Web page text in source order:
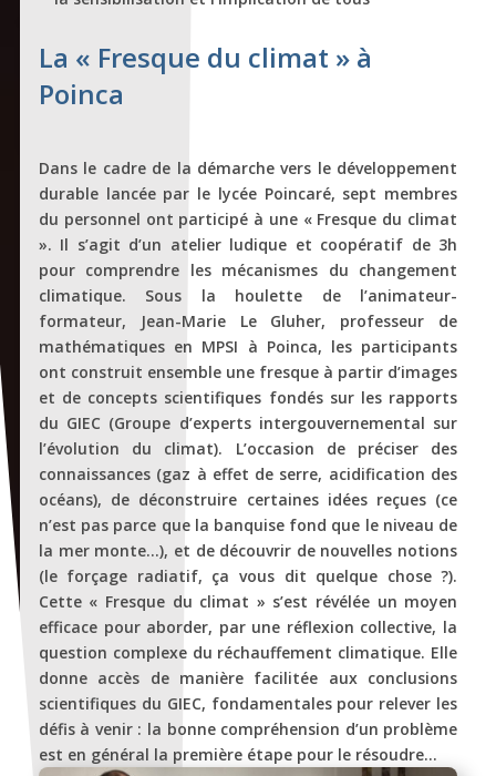
La « Fresque du climat » à
Poinca
Dans le cadre de la démarche vers le développement
durable lancée par le lycée Poincaré, sept membres
du personnel ont participé à une « Fresque du climat
». Il s’agit d’un atelier ludique et coopératif de 3h
pour comprendre les mécanismes du changement
climatique. Sous la houlette de l’animateur-
formateur, Jean-Marie Le Gluher, professeur de
mathématiques en MPSI à Poinca, les participants
ont construit ensemble une fresque à partir d’images
et de concepts scientifiques fondés sur les rapports
du GIEC (Groupe d’experts intergouvernemental sur
l’évolution du climat). L’occasion de préciser des
connaissances (gaz à effet de serre, acidification des
océans), de déconstruire certaines idées reçues (ce
n’est pas parce que la banquise fond que le niveau de
la mer monte…), et de découvrir de nouvelles notions
(le forçage radiatif, ça vous dit quelque chose ?).
Cette « Fresque du climat » s’est révélée un moyen
efficace pour aborder, par une réflexion collective, la
question complexe du réchauffement climatique. Elle
donne accès de manière facilitée aux conclusions
scientifiques du GIEC, fondamentales pour relever les
défis à venir : la bonne compréhension d’un problème
est en général la première étape pour le résoudre…